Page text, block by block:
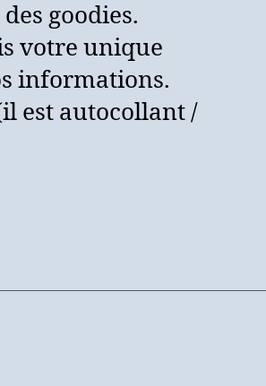
goodies.
votre unique
informations.
est autocollant /